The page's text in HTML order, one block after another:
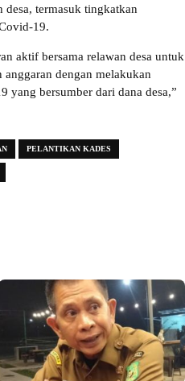
desa, termasuk tingkatkan
19.
aktif bersama relawan desa untuk
dengan melakukan
yang bersumber dari dana desa,”
PELANTIKAN KADES